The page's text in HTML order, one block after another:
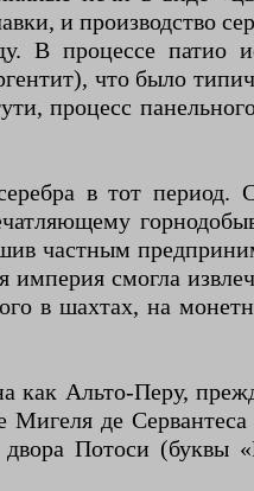
и производство
В процессе патио
что было
процесс
в тот период.
частным
смогла
в шахтах, на
как Альто-Перу,
де
Потоси (буквы